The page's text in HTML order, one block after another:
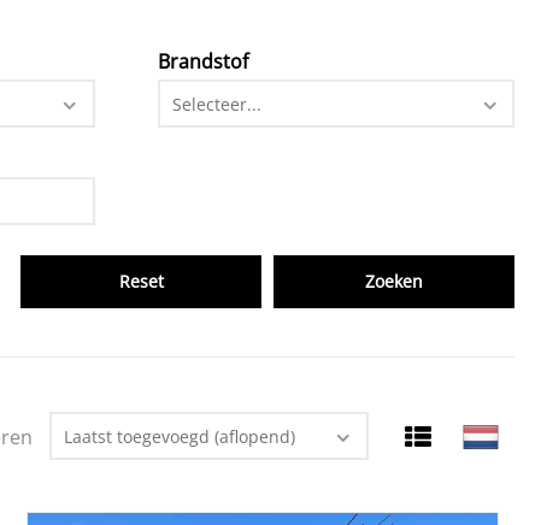
Brandstof
Selecteer...
Reset
Laatst toegevoegd (aflopend)